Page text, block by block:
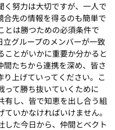
く努力は大切ですが、一人で
合先の情報を得るのも簡単で
とは勝つための必須条件で
立グループのメンバーが一致
ことがいかに重要か分かると
間たちから連携を深め、皆さ
上げていってください。こ
って勝ち抜いていくために
有し、皆で知恵を出し合う組
いかなければいけません。
した今日から、仲間とベクト